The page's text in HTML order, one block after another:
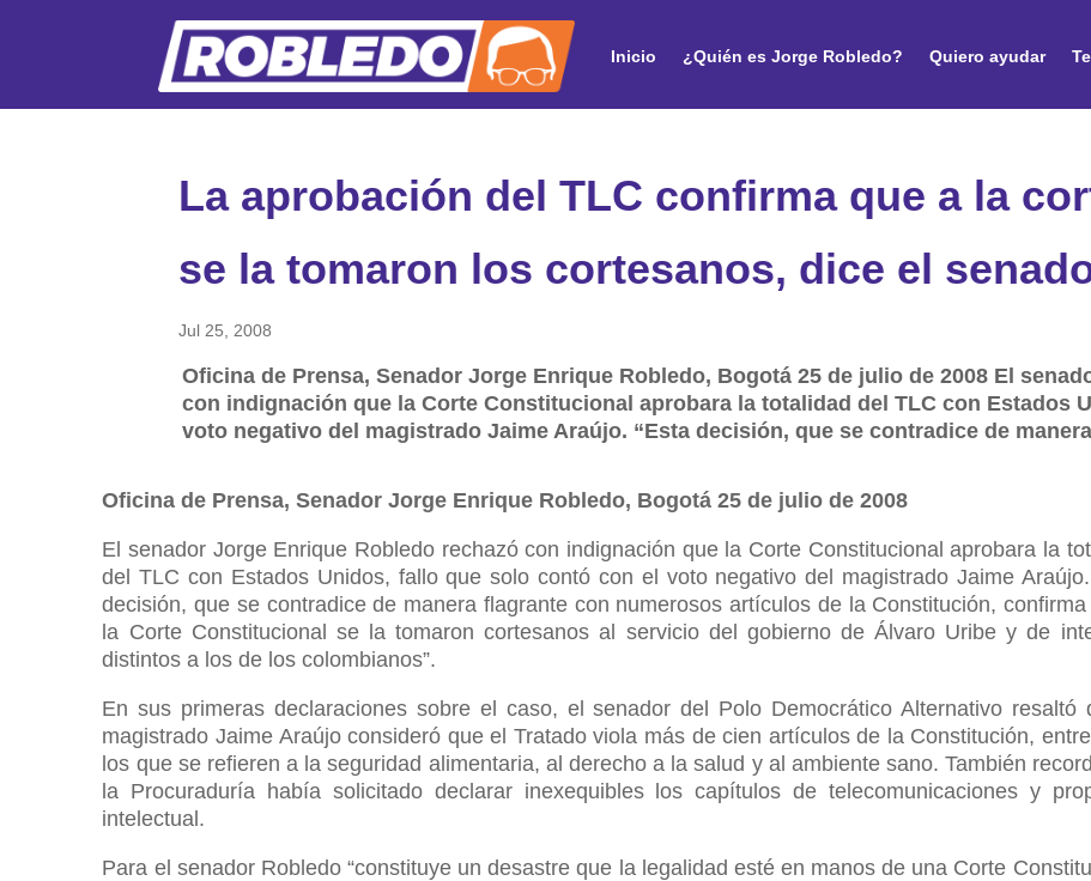
Inicio ¿Quién es Jorge Robledo? Quiero ayudar
La aprobación del TLC confirma que a la
se la tomaron los cortesanos, dice el
Jul 25, 2008
Oficina de Prensa, Senador Jorge Enrique Robledo, Bogotá 25 de julio de 2008 El
con indignación que la Corte Constitucional aprobara la totalidad del TLC con Estados
voto negativo del magistrado Jaime Araújo. “Esta decisión, que se contradice de
Oficina de Prensa, Senador Jorge Enrique Robledo, Bogotá 25 de julio de 2008
El senador Jorge Enrique Robledo rechazó con indignación que la Corte Constitucional aprobara la
del TLC con Estados Unidos, fallo que solo contó con el voto negativo del magistrado Jaime Araújo.
decisión, que se contradice de manera flagrante con numerosos artículos de la Constitución,
la Corte Constitucional se la tomaron cortesanos al servicio del gobierno de Álvaro Uribe y de
distintos a los de los colombianos”.
En sus primeras declaraciones sobre el caso, el senador del Polo Democrático Alternativo resaltó
magistrado Jaime Araújo consideró que el Tratado viola más de cien artículos de la Constitución,
los que se refieren a la seguridad alimentaria, al derecho a la salud y al ambiente sano. También
la Procuraduría había solicitado declarar inexequibles los capítulos de telecomunicaciones y
intelectual.
Para el senador Robledo “constituye un desastre que la legalidad esté en manos de una Corte